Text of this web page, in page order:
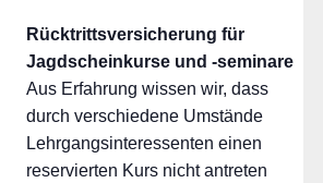
Rücktrittsversicherung für
Jagdscheinkurse und -seminare
Aus Erfahrung wissen wir, dass
durch verschiedene Umstände
Lehrgangsinteressenten einen
reservierten Kurs nicht antreten